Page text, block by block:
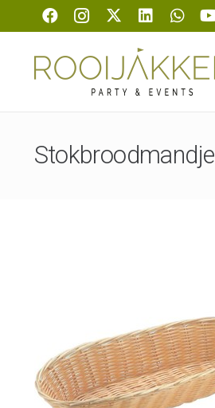
Stokbroodmandje